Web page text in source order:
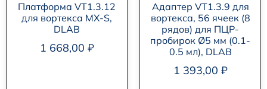
Платформа VT1.3.12
для вортекса MX-S,
DLAB
1 668,00 ₽
Адаптер VT1.3.9 для
вортекса, 56 ячеек (8
рядов) для ПЦР-
пробирок Ø5 мм (0.1-
0.5 мл), DLAB
1 393,00 ₽